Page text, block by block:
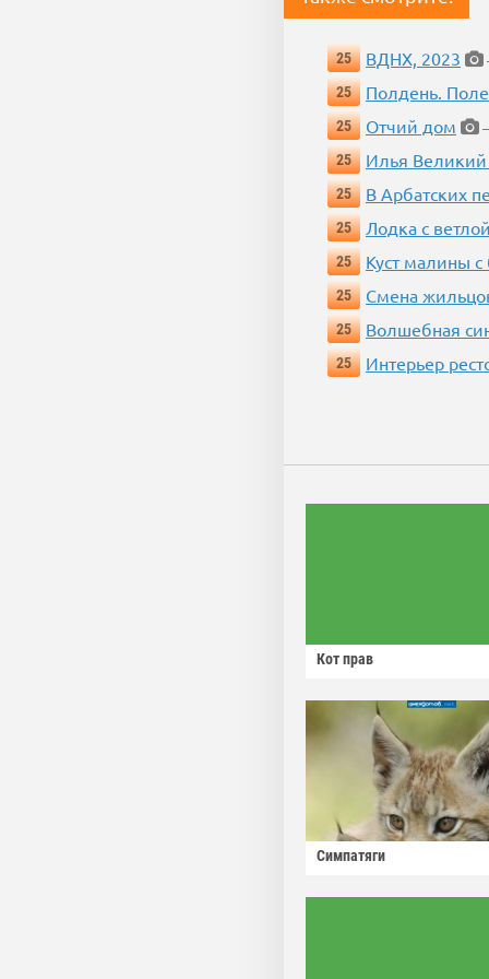
25 ВДНХ, 2023
25
Полдень.
25
Отчий дом
25
Илья Великий
25
В Арбатских
25
Лодка с ветлой
25
Куст малины
25
Смена
25
Волшебная
25
Интерьер
Кот прав
Симпатяги